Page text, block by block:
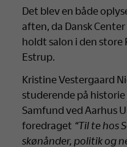
Det blev en både
aften, da Dansk
holdt salon i den store
Estrup.
Kristine Vestergaard
studerende på
Samfund ved Aarhus
foredraget “Til te hos
skønånder, politik og